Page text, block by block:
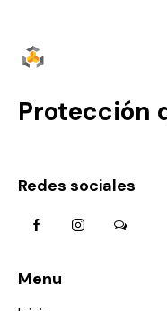
Protección
Redes sociales
Menu